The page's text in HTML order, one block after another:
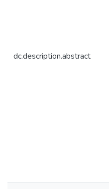
dc.description.abstract